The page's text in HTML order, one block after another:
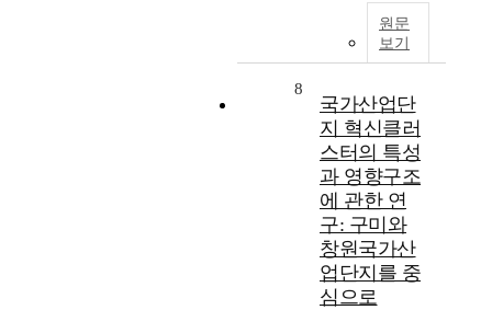
원문
보기
8
국가산업단
지 혁신클러
스터의 특성
과 영향구조
에 관한 연
구: 구미와
창원국가산
업단지를 중
심으로